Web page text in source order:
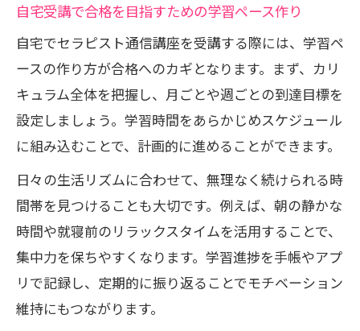
力とは
通信講座で合格へ導く添削指導の受け方
心理ケアに役立つ通信講座選びのポイント
心理ケアを学べるセラピスト通信講座の
特徴
礎
認定を目指すセラピスト通信講座の選び
方
心理ケア実務に生かせる講座内容とサポ
ート体制
自宅受講で合格を目指すための学習ペース作り
自宅でセラピスト通信講座を受講する際には、学習ペ
ースの作り方が合格へのカギとなります。まず、カリ
キュラム全体を把握し、月ごとや週ごとの到達目標を
設定しましょう。学習時間をあらかじめスケジュール
に組み込むことで、計画的に進めることができます。
日々の生活リズムに合わせて、無理なく続けられる時
間帯を見つけることも大切です。例えば、朝の静かな
時間や就寝前のリラックスタイムを活用することで、
集中力を保ちやすくなります。学習進捗を手帳やアプ
リで記録し、定期的に振り返ることでモチベーション
維持にもつながります。